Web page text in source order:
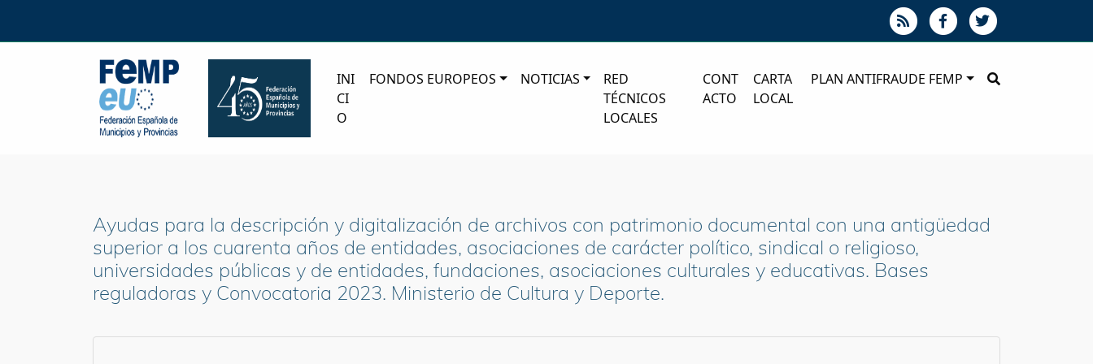
INI
CI
O
FONDOS EUROPEOS NOTICIAS
RED
TÉCNICOS
LOCALES
CONT
ACTO
CARTA
LOCAL
PLAN ANTIFRAUDE FEMP
Ayudas para la descripción y digitalización de archivos con patrimonio documental con una antigüedad
superior a los cuarenta años de entidades, asociaciones de carácter político, sindical o religioso,
universidades públicas y de entidades, fundaciones, asociaciones culturales y educativas. Bases
reguladoras y Convocatoria 2023. Ministerio de Cultura y Deporte.